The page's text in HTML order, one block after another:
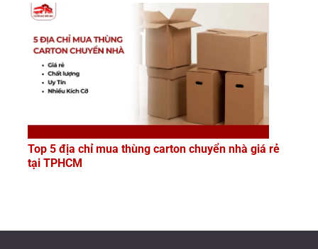
Top 5 địa chỉ mua thùng carton chuyển nhà giá rẻ
tại TPHCM